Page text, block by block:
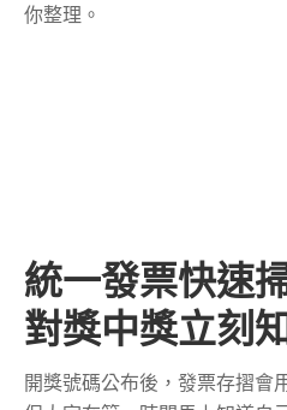
你整理。
統一發票快速
對獎中獎立刻
開獎號碼公布後，發票存摺會